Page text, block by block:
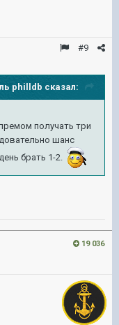
#9
philldb сказал:
получать три
шанс
брать 1-2.
19 036